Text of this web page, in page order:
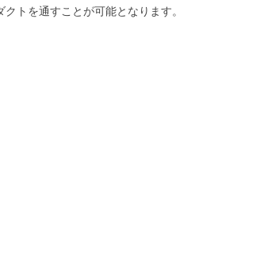
トを通すことが可能となります。